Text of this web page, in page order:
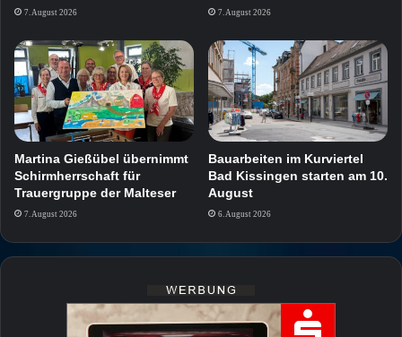
7. August 2026 7. August 2026
Martina Gießübel übernimmt
Schirmherrschaft für
Trauergruppe der Malteser
7. August 2026
Bauarbeiten im Kurviertel
Bad Kissingen starten am 10.
August
6. August 2026